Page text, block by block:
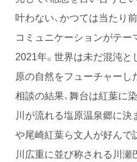
叶わない、かつては当たり
コミュニケーションがテー
2021年。世界は未だ混沌と
原の自然をフューチャーし
相談の結果、舞台は紅葉に
川が流れる塩原温泉郷に決
や尾崎紅葉ら文人が好んで
川広重に並び称される川